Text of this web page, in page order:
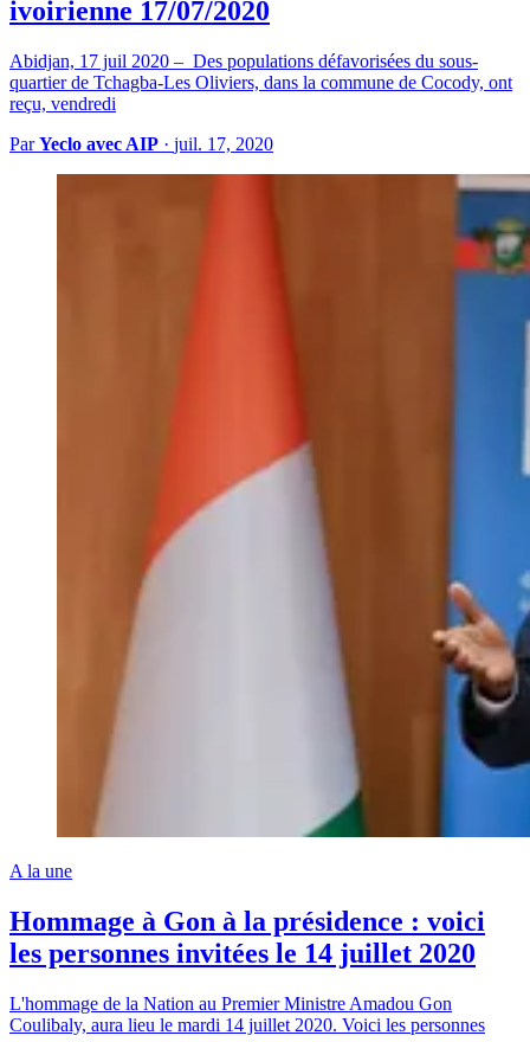
ivoirienne 17/07/2020
Abidjan, 17 juil 2020 – Des populations défavorisées du sous-
quartier de Tchagba-Les Oliviers, dans la commune de Cocody, ont
reçu, vendredi
ParYeclo avec AIP · juil. 17, 2020
A la une
Hommage à Gon à la présidence : voici
les personnes invitées le 14 juillet 2020
L'hommage de la Nation au Premier Ministre Amadou Gon
Coulibaly, aura lieu le mardi 14 juillet 2020. Voici les personnes